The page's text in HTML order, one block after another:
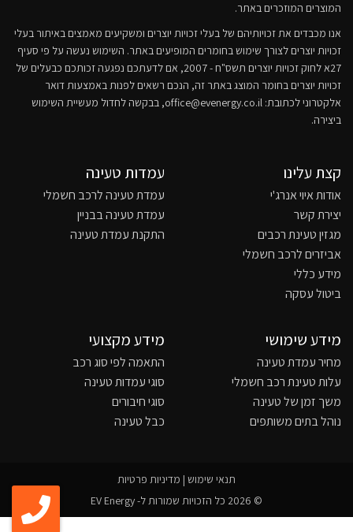
המוצרים המוזכרים באתר.
אנו מכבדים את זכויותיהם של בעלי זכויות יוצרים ומשקיעים מאמצים באיתור בעלי
זכויות יוצרים לצורך שימוש בחומרים המופיעים באתר. השימוש נעשה על פי סעיף
27א לחוק זכויות יוצרים תשס"ח - 2007, אם לדעתכם נפגעה זכותכם כבעלים של
זכויות יוצרים בחומר המוצג באתר זה, הנכם רשאים לפנות באמצעות דואר
אלקטרוני לכתובת: office@evenergy.co.il, בבקשה לחדול מעשיית השימוש
ביצירה.
קצת עלינו
אודות איוי אנרג'י
יצירת קשר
מגזין טעינת רכבים
אביזרים לרכב חשמלי
מידע כללי
ביטול עסקה
עמדות טעינה
עמדת טעינה לרכב חשמלי
עמדת טעינה בבניין
התקנת עמדת טעינה
מידע שימושי
מחיר עמדת טעינה
עלות טעינת רכב חשמלי
משך זמן של טעינה
נוהל בתים משותפים
מידע מקצועי
התאמה לפי סוג רכב
סוגי עמדות טעינה
סוגי חיבורים
כבל טעינה
תנאי שימוש | מדיניות פרטיות
© 2026 כל הזכויות שמורות ל- EV Energy